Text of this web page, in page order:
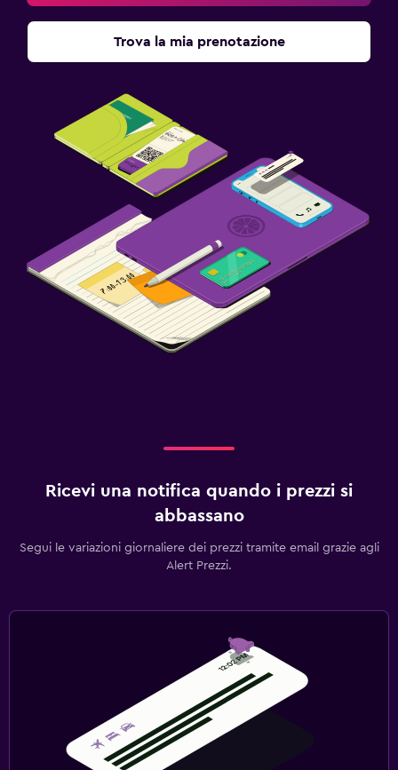
Trova la mia prenotazione
Ricevi una notifica quando i prezzi si
abbassano
Segui le variazioni giornaliere dei prezzi tramite email grazie agli
Alert Prezzi.